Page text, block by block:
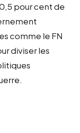
pour cent de
comme le FN
diviser les